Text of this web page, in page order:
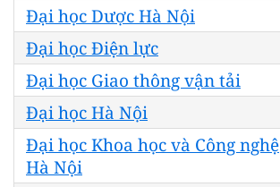
Đại học Dược Hà Nội
Đại học Điện lực
Đại học Giao thông vận tải
Đại học Hà Nội
Đại học Khoa học và Công nghệ
Hà Nội